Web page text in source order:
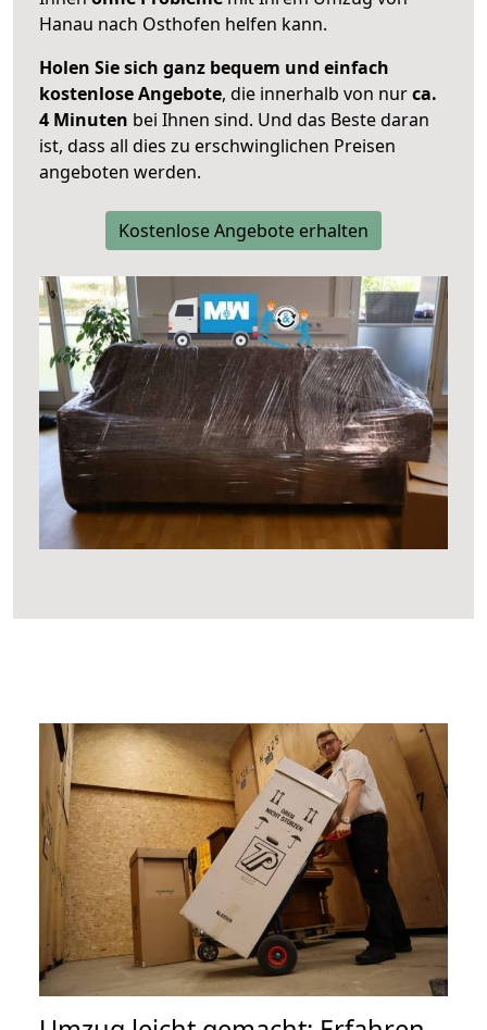
Hanau nach Osthofen helfen kann.
Holen Sie sich ganz bequem und einfach
kostenlose Angebote, die innerhalb von nurca.
4 Minuten bei Ihnen sind. Und das Beste daran
ist, dass all dies zu erschwinglichen Preisen
angeboten werden.
Kostenlose Angebote erhalten